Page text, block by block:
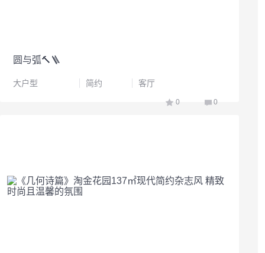
圆与弧🔨🪜
大户型 简约 客厅
0 0